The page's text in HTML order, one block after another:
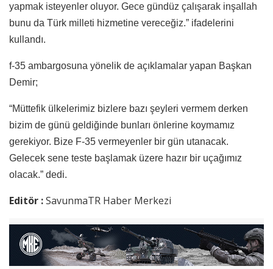
yapmak isteyenler oluyor. Gece gündüz çalışarak inşallah
bunu da Türk milleti hizmetine vereceğiz.” ifadelerini
kullandı.
f-35 ambargosuna yönelik de açıklamalar yapan Başkan
Demir;
“Müttefik ülkelerimiz bizlere bazı şeyleri vermem derken
bizim de günü geldiğinde bunları önlerine koymamız
gerekiyor. Bize F-35 vermeyenler bir gün utanacak.
Gelecek sene teste başlamak üzere hazır bir uçağımız
olacak.” dedi.
Editör :SavunmaTR Haber Merkezi